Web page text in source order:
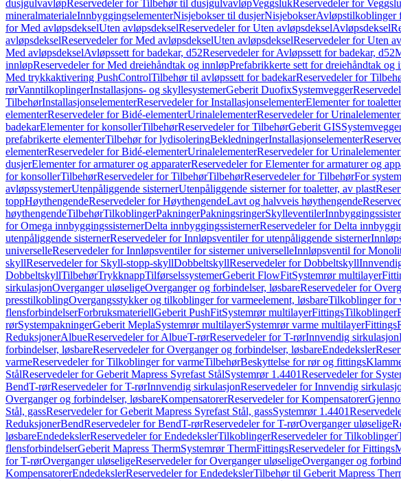
dusjgulvavløpReservedeler for Tilbehør til dusjgulvavløpVeggslukReservedeler for
mineralmaterialeInnbyggingselementerNisjebokser til dusjerNisjebokserAvløpstilkoblinger
for Med avløpsdekselUten avløpsdekselReservedeler for Uten avløpsdekselAvløpsdeksel
avløpsdekselReservedeler for Med avløpsdekselUten avløpsdekselReservedeler for Uten
Med avløpsdekselAvløpssett for badekar, d52Reservedeler for Avløpssett for badekar, d52
innløpReservedeler for Med dreiehåndtak og innløpPrefabrikkerte sett for dreiehåndtak og
Med trykkaktivering PushControlTilbehør til avløpssett for badekarReservedeler for
rørVanntilkoplingerInstallasjons- og skyllesystemerGeberit DuofixSystemvegger
TilbehørInstallasjonselementerReservedeler for InstallasjonselementerElementer for toaletter
elementerReservedeler for Bidé-elementerUrinalelementerReservedeler for Urinalelementer
badekarElementer for konsollerTilbehørReservedeler for TilbehørGeberit GIS
prefabrikerte elementerTilbehør for lydisoleringBekledningerInstallasjonselementer
elementerReservedeler for Bidé-elementerUrinalelementerReservedeler for Urinalelementer
dusjerElementer for armaturer og apparaterReservedeler for Elementer for armaturer og
for konsollerTilbehørReservedeler for TilbehørTilbehørReservedeler for TilbehørFor
avløpssystemerUtenpåliggende sisternerUtenpåliggende sisterner for toaletter, av plast
toppHøythengendeReservedeler for HøythengendeLavt og halvveis høythengende
høythengendeTilbehørTilkoblingerPakningerPakningsringerSkylleventiler
for Omega innbyggingssisternerDelta innbyggingssisternerReservedeler for Delta
utenpåliggende sisternerReservedeler for Innløpsventiler for utenpåliggende sisterner
universelleReservedeler for Innløpsventiler for sisterner universelleInnløpsventil for
skyllReservedeler for Skyll-stopp-skyllDobbeltskyllReservedeler for Dobbeltskyll
DobbeltskyllTilbehørTrykknappTilførselssystemerGeberit FlowFitSystemrør multilayer
sirkulasjonOverganger uløseligeOverganger og forbindelser, løsbareReservedeler for
presstilkoblingOvergangsstykker og tilkoblinger for varmeelement, løsbareTilkoblinger for
flensforbindelserForbruksmateriellGeberit PushFitSystemrør multilayerFittingsTilkoblinger
rørSystempakningerGeberit MeplaSystemrør multilayerSystemrør varme multilayerFittings
ReduksjonerAlbueReservedeler for AlbueT-rørReservedeler for T-rørInnvendig sirkulasjon
forbindelser, løsbareReservedeler for Overganger og forbindelser, løsbareEndedeksler
varmeReservedeler for Tilkoblinger for varmeTilbehørBeskyttelse for rør og fittings
StålReservedeler for Geberit Mapress Syrefast StålSystemrør 1.4401Reservedeler for
BendT-rørReservedeler for T-rørInnvendig sirkulasjonReservedeler for Innvendig
Overganger og forbindelser, løsbareKompensatorerReservedeler for Kompensatorer
Stål, gassReservedeler for Geberit Mapress Syrefast Stål, gassSystemrør 1.4401
ReduksjonerBendReservedeler for BendT-rørReservedeler for T-rørOverganger uløselige
løsbareEndedekslerReservedeler for EndedekslerTilkoblingerReservedeler for Tilkoblinger
flensforbindelserGeberit Mapress ThermSystemrør ThermFittingsReservedeler for Fittings
for T-rørOverganger uløseligeReservedeler for Overganger uløseligeOverganger og
KompensatorerEndedekslerReservedeler for EndedekslerTilbehør til Geberit Mapress